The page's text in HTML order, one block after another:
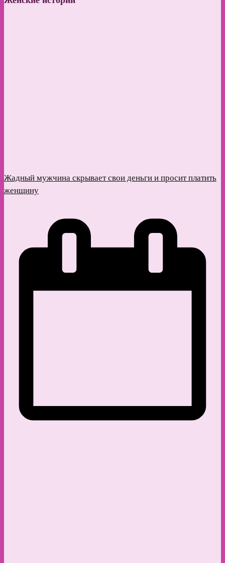
Жадный мужчина скрывает свои деньги и просит платить
женщину